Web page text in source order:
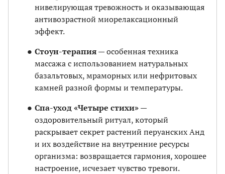
нивелирующая тревожность и оказывающая
антивозрастной миорелаксационный
эффект.
Стоун-терапия— особенная техника
массажа с использованием натуральных
базальтовых, мраморных или нефритовых
камней разной формы и температуры.
Спа-уход «Четыре стихи»—
оздоровительный ритуал, который
раскрывает секрет растений перуанских Анд
и их воздействие на внутренние ресурсы
организма: возвращается гармония, хорошее
настроение, исчезает чувство тревоги.